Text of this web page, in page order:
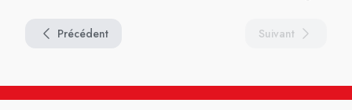
Précédent Suivant